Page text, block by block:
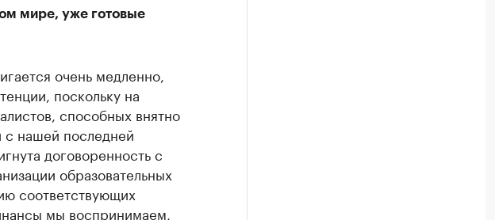
мире, уже готовые
очень медленно,
поскольку на
способных внятно
с нашей последней
договоренность с
образовательных
соответствующих
мы воспринимаем,